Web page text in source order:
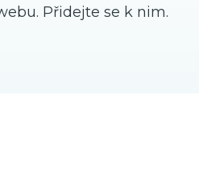
Přidejte se k nim.